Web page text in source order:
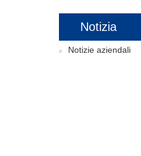
Notizia
Notizie aziendali